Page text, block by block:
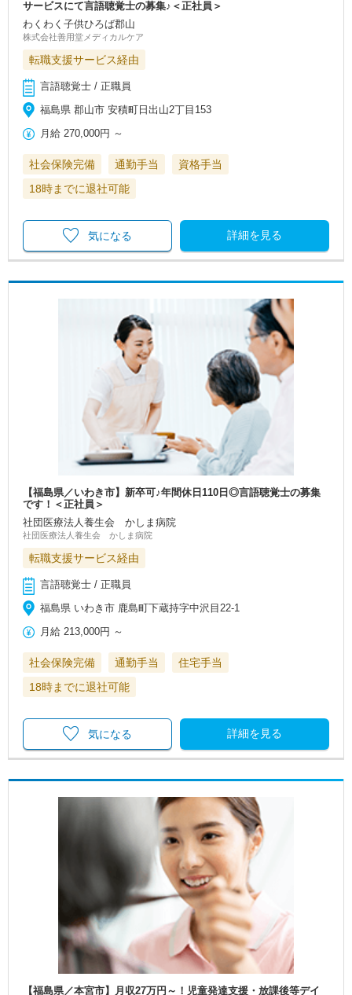
サービスにて言語聴覚士の募集♪＜正社員＞
わくわく子供ひろば郡山
株式会社善用堂メディカルケア
転職支援サービス経由
言語聴覚士 / 正職員
福島県 郡山市 安積町日出山2丁目153
月給 270,000円 ～
社会保険完備 通勤手当
資格手当
18時までに退社可能
詳細を見る
気になる
【福島県／いわき市】新卒可♪年間休日110日◎言語聴覚士の募集
です！＜正社員＞
社団医療法人養生会 かしま病院
社団医療法人養生会 かしま病院
転職支援サービス経由
言語聴覚士 / 正職員
福島県 いわき市 鹿島町下蔵持字中沢目22-1
月給 213,000円 ～
社会保険完備 通勤手当
住宅手当
18時までに退社可能
詳細を見る
気になる
【福島県／本宮市】月収27万円～！児童発達支援・放課後等デイ